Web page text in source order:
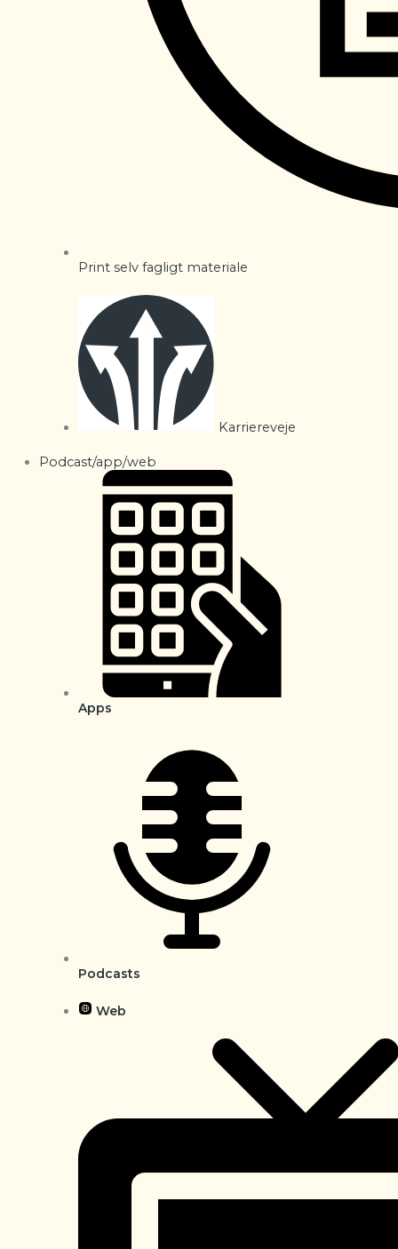
Print selv fagligt materiale
Karriereveje
Podcast/app/web
Apps
Podcasts
Web